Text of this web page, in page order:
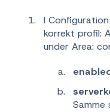
I
korrekt profil:
under Area:
Samme